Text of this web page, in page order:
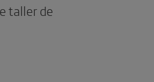
taller de